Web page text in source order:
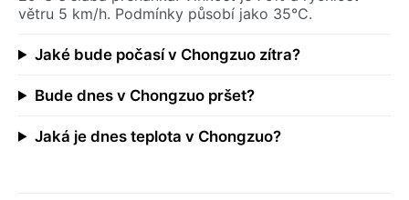
větru 5 km/h. Podmínky působí jako 35°C.
Jaké bude počasí v Chongzuo zítra?
Bude dnes v Chongzuo pršet?
Jaká je dnes teplota v Chongzuo?